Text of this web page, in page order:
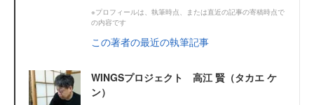
※プロフィールは、執筆時点、または直近の記事の寄稿時点で
の内容です
この著者の最近の執筆記事
WINGSプロジェクト 高江 賢（タカエ ケ
ン）